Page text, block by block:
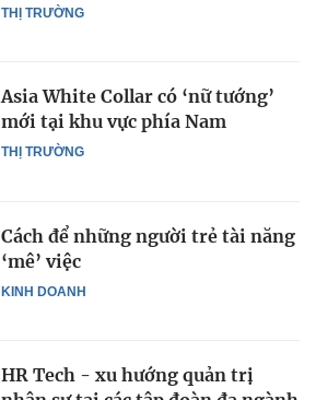
THỊ TRƯỜNG
THỊ TRƯỜNG
Asia White Collar có ‘nữ tướng’
mới tại khu vực phía Nam
KINH DOANH
Cách để những người trẻ tài năng
‘mê’ việc
HR Tech - xu hướng quản trị